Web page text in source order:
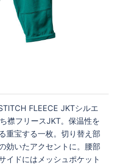
FLEECE JKT シルエ
襟フリースJKT。保温性を
重宝する一枚。切り替え部
効いたアクセントに。腰部
イドにはメッシュポケット